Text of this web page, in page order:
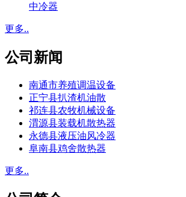
中冷器
更多..
公司新闻
南通市养殖调温设备
正宁县扒渣机油散
祁连县农牧机械设备
渭源县装载机散热器
永德县液压油风冷器
阜南县鸡舍散热器
更多..